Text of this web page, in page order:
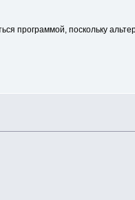
программой, поскольку